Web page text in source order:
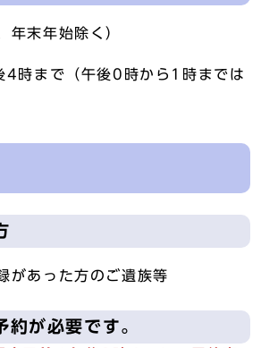
年末年始除く）
4時まで（午後0時から1時までは
があった方のご遺族等
約が必要です。